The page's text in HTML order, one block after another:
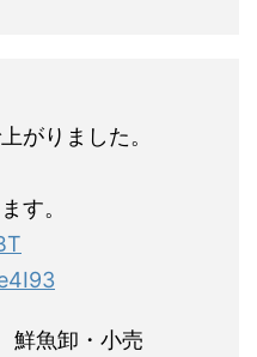
がりました。
す。
魚卸・小売